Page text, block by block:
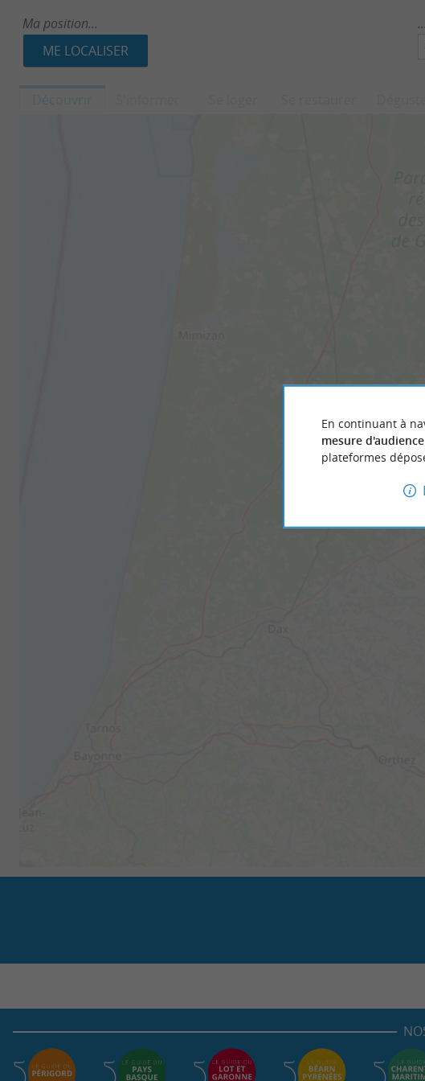
Ma position...
Précisez votre
En continuant à
mesure d'audience
plateformes